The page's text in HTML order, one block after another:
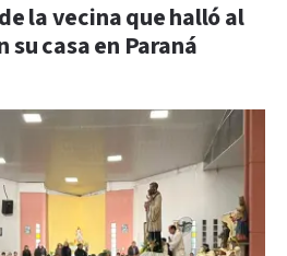
la vecina que halló al
casa en Paraná